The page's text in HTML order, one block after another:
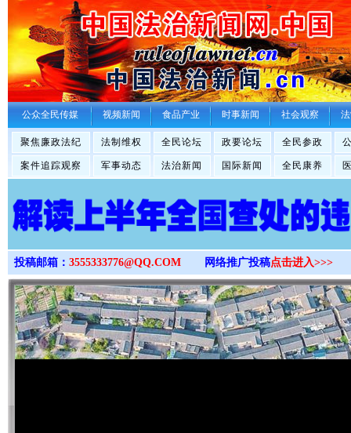
>
公众全民传媒 视频新闻 食品产业 时事新闻 社会观察
聚焦廉政法纪 法制维权 全民论坛 政要论坛 全民参政
案件追踪观察 军事动态 法治新闻 国际新闻 全民康养
投稿邮箱： 3555333776@QQ.COM 网络推广投稿点击进入>>>